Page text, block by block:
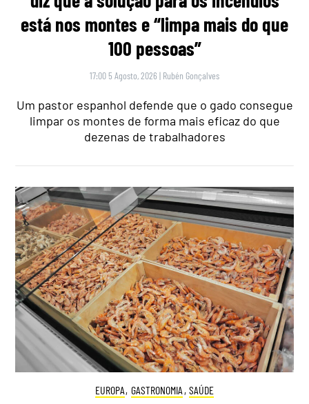
está nos montes e “limpa mais do que
100 pessoas”
17:00 5 Agosto, 2026 | Rubén Gonçalves
Um pastor espanhol defende que o gado consegue
limpar os montes de forma mais eficaz do que
dezenas de trabalhadores
EUROPA, GASTRONOMIA , SAÚDE